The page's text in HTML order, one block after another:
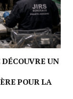
UN
POUR LA